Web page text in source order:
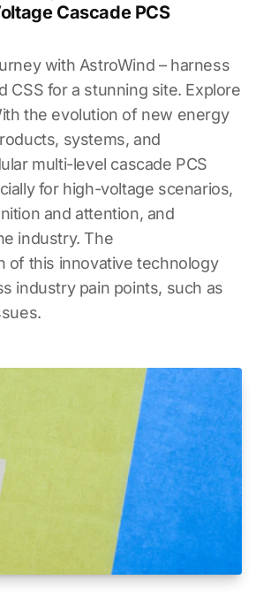
Cascade PCS
with AstroWind – harness
CSS for a stunning site. Explore
the evolution of new energy
systems, and
multi-level cascade PCS
for high-voltage scenarios,
and attention, and
industry. The
of this innovative technology
industry pain points, such as